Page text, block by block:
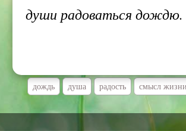
души радоваться дождю.
дождь душа радость смысл жизни